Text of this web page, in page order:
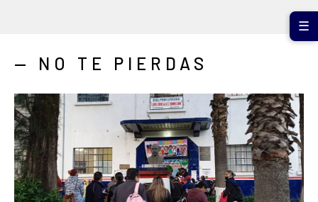
— NO TE PIERDAS
☰